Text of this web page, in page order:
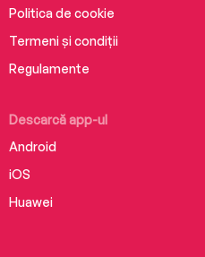
Descarcă app-ul
Android
iOS
Huawei
Politica de cookie
Termeni și condiții
Regulamente